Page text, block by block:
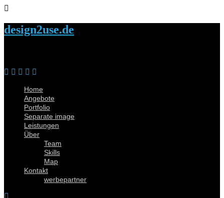
design2use.de
Home
Angebote
Portfolio
Separate image
Leistungen
Über
Team
Skills
Map
Kontakt
werbepartner